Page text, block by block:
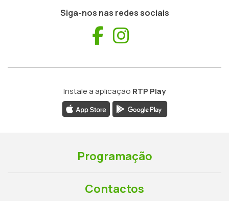
Siga-nos nas redes sociais
Facebook
Instale a aplicação RTP Play
Programação
Contactos